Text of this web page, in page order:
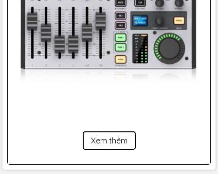
kênh lý tưởng bằng cách tự động điều chỉnh đến mức tín
hiệu input của nguồn, giữ tiếng ồn thấp và ngăn chặn hiện
Xem thêm